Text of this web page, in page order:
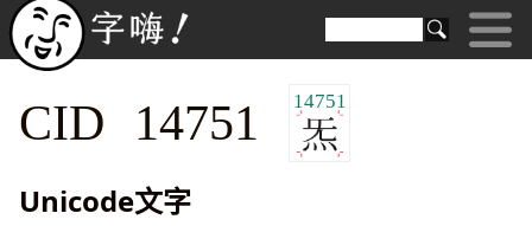
CID 14751 14751
Unicode文字